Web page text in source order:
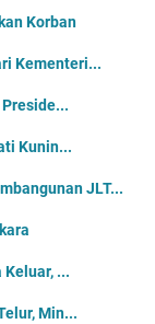
Korban
Kementeri...
Kunin...
JLT...
...
Min...